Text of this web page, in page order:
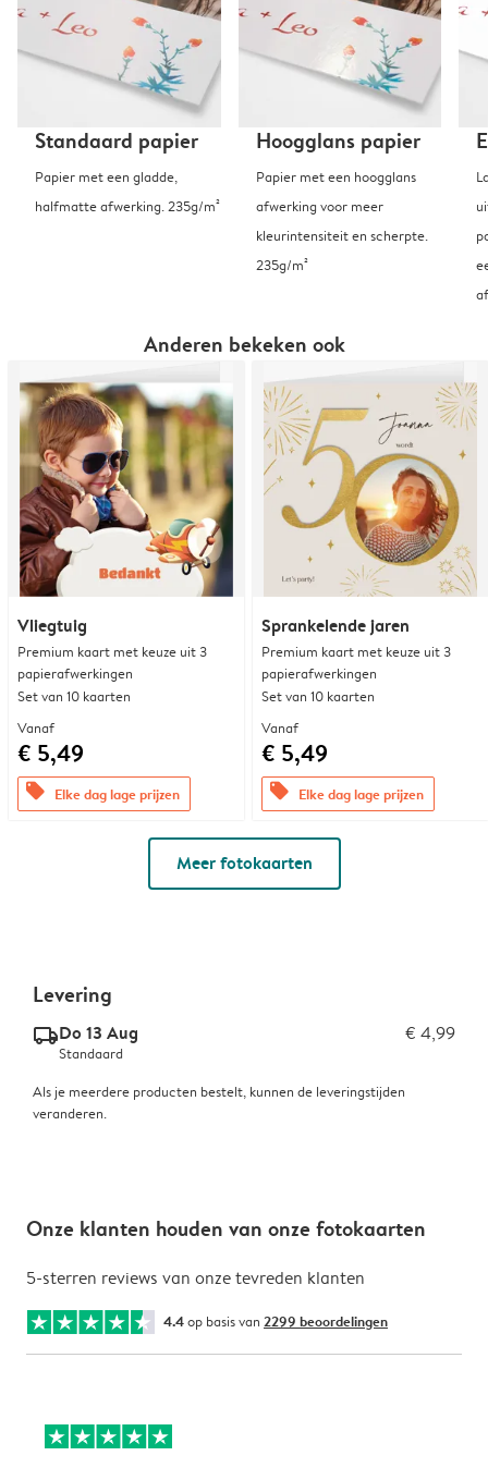
Standaard papier
Papier met een gladde,
halfmatte afwerking. 235g/m²
Hoogglans papier
Papier met een hoogglans
afwerking voor meer
kleurintensiteit en scherpte.
235g/m²
Anderen bekeken ook
Vliegtuig
Premium kaart met keuze uit 3
papierafwerkingen
Set van 10 kaarten
Vanaf
€ 5,49
offers Elke dag lage prijzen
Sprankelende jaren
Premium kaart met keuze uit 3
papierafwerkingen
Set van 10 kaarten
Vanaf
€ 5,49
offers Elke dag lage prijzen
Meer fotokaarten
Levering
delivery_standard_v2Do 13 Aug € 4,99
Standaard
Als je meerdere producten bestelt, kunnen de leveringstijden
veranderen.
Onze klanten houden van onze fotokaarten
5-sterren reviews van onze tevreden klanten
4.4op basis van 2299 beoordelingen